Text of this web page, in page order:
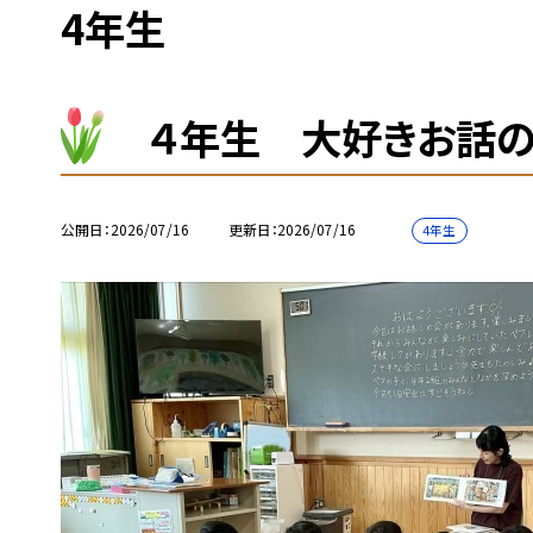
4年生
４年生 大好きお話
公開日 2026/07/16 更新日 2026/07/16 4年生